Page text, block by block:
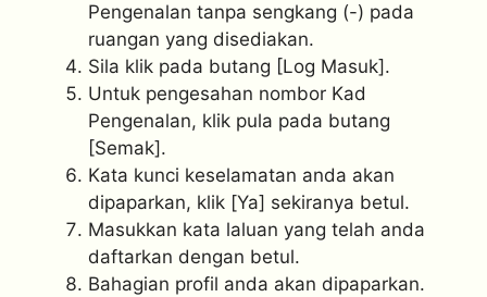
Pengenalan tanpa sengkang (-) pada
ruangan yang disediakan.
Sila klik pada butang [Log Masuk].
Untuk pengesahan nombor Kad
Pengenalan, klik pula pada butang
[Semak].
Kata kunci keselamatan anda akan
dipaparkan, klik [Ya] sekiranya betul.
Masukkan kata laluan yang telah anda
daftarkan dengan betul.
Bahagian profil anda akan dipaparkan.